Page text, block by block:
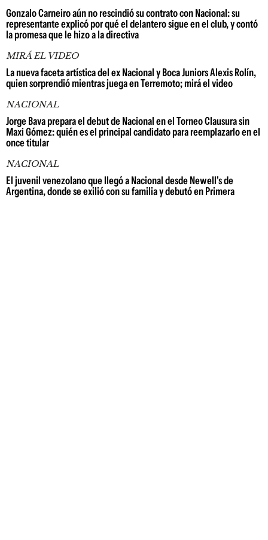
Gonzalo Carneiro aún no rescindió su contrato con Nacional: su
representante explicó por qué el delantero sigue en el club, y contó
la promesa que le hizo a la directiva
MIRÁ EL VIDEO
La nueva faceta artística del ex Nacional y Boca Juniors Alexis Rolín,
quien sorprendió mientras juega en Terremoto; mirá el video
NACIONAL
Jorge Bava prepara el debut de Nacional en el Torneo Clausura sin
Maxi Gómez: quién es el principal candidato para reemplazarlo en el
once titular
NACIONAL
El juvenil venezolano que llegó a Nacional desde Newell's de
Argentina, donde se exilió con su familia y debutó en Primera